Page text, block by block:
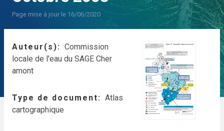
Page mise à jour le 16/06/2020
Auteur(s)
Commission
locale de l'eau du SAGE Cher
amont
Type de document
Atlas
cartographique